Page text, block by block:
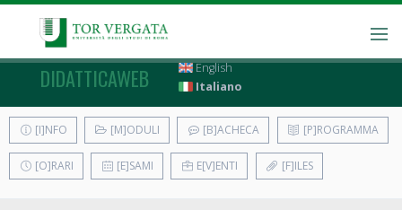
DIDATTICAWEB
English
Italiano
[I]NFO [M]ODULI [B]ACHECA [P]ROGRAMMA
[O]RARI [E]SAMI E[V]ENTI [F]ILES